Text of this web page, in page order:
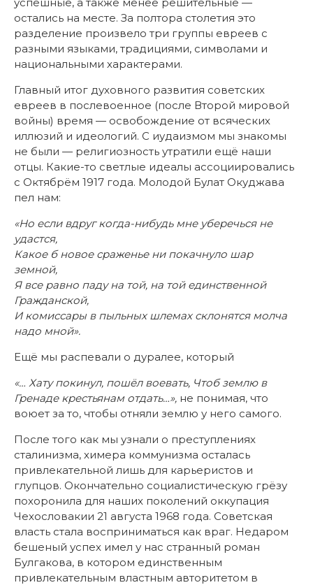
остались на месте. За полтора столетия это
разделение произвело три группы евреев с
разными языками, традициями, символами и
национальными характерами.
Главный итог духовного развития советских
евреев в послевоенное (после Второй мировой
войны) время — освобождение от всяческих
иллюзий и идеологий. С иудаизмом мы знакомы
не были — религиозность утратили ещё наши
отцы. Какие-то светлые идеалы ассоциировались
с Октябрём 1917 года. Молодой Булат Окуджава
пел нам:
«Но если вдруг когда-нибудь мне уберечься не
удастся,
Какое б новое сраженье ни покачнуло шар
земной,
Я все равно паду на той, на той единственной
Гражданской,
И комиссары в пыльных шлемах склонятся молча
надо мной».
Ещё мы распевали о дуралее, который
«… Хату покинул, пошёл воевать, Чтоб землю в
Гренаде крестьянам отдать…», не понимая, что
воюет за то, чтобы отняли землю у него самого.
После того как мы узнали о преступлениях
сталинизма, химера коммунизма осталась
привлекательной лишь для карьеристов и
глупцов. Окончательно социалистическую грёзу
похоронила для наших поколений оккупация
Чехословакии 21 августа 1968 года. Советская
власть стала восприниматься как враг. Недаром
бешеный успех имел у нас странный роман
Булгакова, в котором единственным
привлекательным властным авторитетом в